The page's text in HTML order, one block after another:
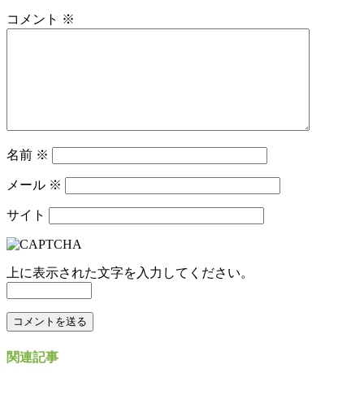
コメント ※
名前 ※
メール ※
サイト
上に表示された文字を入力してください。
関連記事